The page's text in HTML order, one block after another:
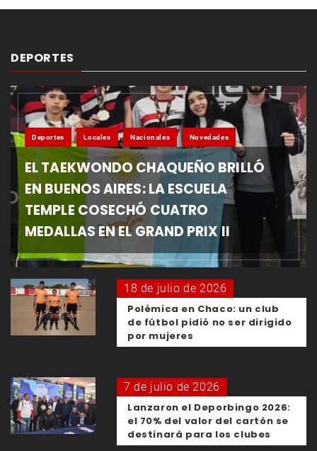
DEPORTES
Deportes Locales Nacionales Novedades
EL TAEKWONDO CHAQUEÑO BRILLÓ
EN BUENOS AIRES: LA ESCUELA
TEMPLE COSECHÓ CUATRO
MEDALLAS EN EL GRAND PRIX II
18 de julio de 2026
Polémica en Chaco: un club
de fútbol pidió no ser dirigido
por mujeres
7 de julio de 2026
Lanzaron el Deporbingo 2026:
el 70% del valor del cartón se
destinará para los clubes